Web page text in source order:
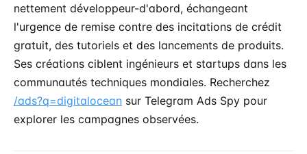
nettement développeur-d'abord, échangeant
l'urgence de remise contre des incitations de crédit
gratuit, des tutoriels et des lancements de produits.
Ses créations ciblent ingénieurs et startups dans les
communautés techniques mondiales. Recherchez
/ads?q=digitalocean sur Telegram Ads Spy pour
explorer les campagnes observées.